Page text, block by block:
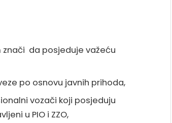
znači da posjeduje važeću
po osnovu javnih prihoda,
vozači koji posjeduju
u PIO i ZZO,